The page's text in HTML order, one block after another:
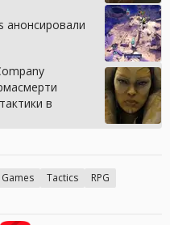
анонсировали
в
Tactics RPG